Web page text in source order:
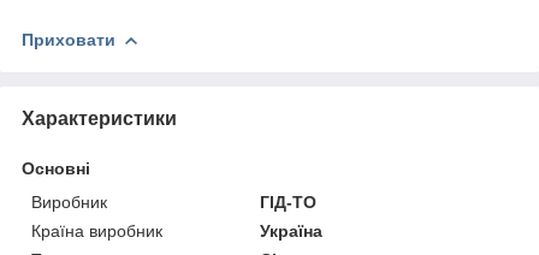
Приховати
Характеристики
Основні
Виробник
ГІД-ТО
Країна виробник
Україна